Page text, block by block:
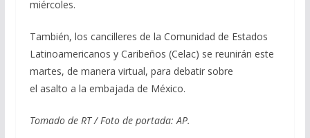
miércoles.
También, los cancilleres de la Comunidad de Estados
Latinoamericanos y Caribeños (Celac) se reunirán este
martes, de manera virtual, para debatir sobre
el asalto a la embajada de México.
Tomado de RT / Foto de portada: AP.